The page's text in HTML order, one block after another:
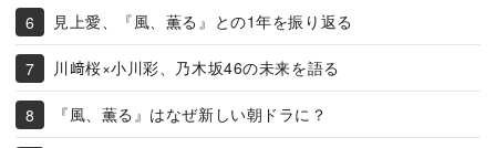
見上愛、『風、薫る』との1年を振り返る
川﨑桜×小川彩、乃木坂46の未来を語る
『風、薫る』はなぜ新しい朝ドラに？